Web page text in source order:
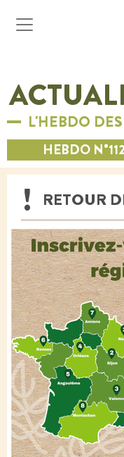
L'HEBDO
HEBDO
RETOUR